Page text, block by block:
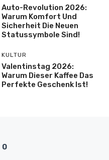
Auto-Revolution 2026:
Warum Komfort Und
Sicherheit Die Neuen
Statussymbole Sind!
KULTUR
Valentinstag 2026:
Warum Dieser Kaffee Das
Perfekte Geschenk Ist!